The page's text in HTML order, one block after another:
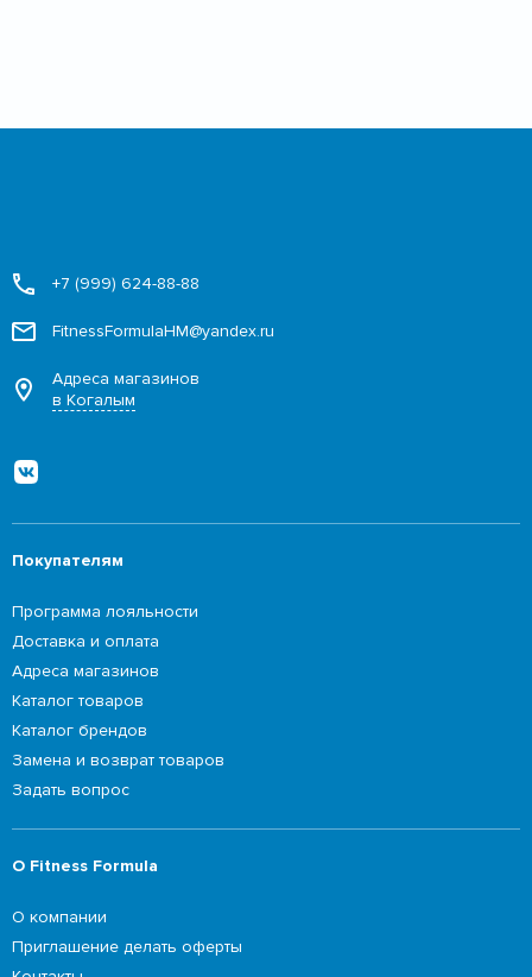
+7 (999) 624-88-88
FitnessFormulaHM@yandex.ru
Адреса магазинов
в Когалым
Покупателям
Программа лояльности
Доставка и оплата
Адреса магазинов
Каталог товаров
Каталог брендов
Замена и возврат товаров
Задать вопрос
О Fitness Formula
О компании
Приглашение делать оферты